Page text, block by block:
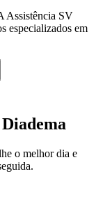
Assistência SV
especializados em
Diadema
o melhor dia e